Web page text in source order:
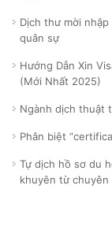
Dịch thư mời
quân sự
Hướng Dẫn Xin
(Mới Nhất 2025)
Ngành dịch thuật
Phân biệt
Tự dịch hồ sơ du
khuyên từ chuyên